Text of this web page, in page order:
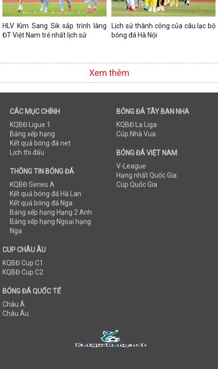
HLV Kim Sang Sik sắp trình làng
ĐT Việt Nam trẻ nhất lịch sử
Lịch sử thành công của câu lạc bộ
bóng đá Hà Nội
Xem thêm
CÁC MỤC CHÍNH
KQBĐ Ligue 1
Bảng xếp hạng
Kết quả bóng đá net
Lịch thi đấu
THÔNG TIN BÓNG ĐÁ
KQBĐ Series A
Kết quả bóng đá Hà Lan
Kết quả bóng đá Nga
Bảng xếp hạng Hạng 2 Anh
Bảng xếp hạng Ngoại hạng
Nga
BÓNG ĐÁ TÂY BAN NHA
KQBĐ La Liga
Cúp Nhà Vua
BÓNG ĐÁ VIỆT NAM
V-League
Hạng nhất Quốc Gia
Cúp Quốc Gia
CUP CHÂU ÂU
KQBĐ Cup C1
KQBĐ Cup C2
BÓNG ĐÁ QUỐC TẾ
Châu Á
Châu Âu